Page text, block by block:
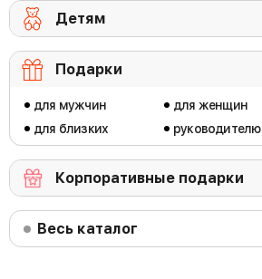
Детям
Подарки
для мужчин
для близких
для женщин
руководителю
Корпоративные подарки
Весь каталог